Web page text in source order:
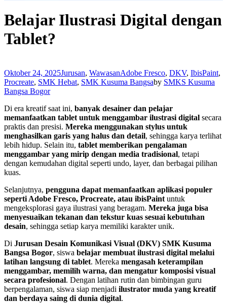
Belajar Ilustrasi Digital dengan
Tablet?
Oktober 24, 2025Jurusan, WawasanAdobe Fresco, DKV, IbisPaint,
Procreate, SMK Hebat, SMK Kusuma Bangsaby SMKS Kusuma
Bangsa Bogor
Di era kreatif saat ini, banyak desainer dan pelajar
memanfaatkan tablet untuk menggambar ilustrasi digital secara
praktis dan presisi. Mereka menggunakan stylus untuk
menghasilkan garis yang halus dan detail, sehingga karya terlihat
lebih hidup. Selain itu, tablet memberikan pengalaman
menggambar yang mirip dengan media tradisional, tetapi
dengan kemudahan digital seperti undo, layer, dan berbagai pilihan
kuas.
Selanjutnya, pengguna dapat memanfaatkan aplikasi populer
seperti Adobe Fresco, Procreate, atau ibisPaint untuk
mengeksplorasi gaya ilustrasi yang beragam. Mereka juga bisa
menyesuaikan tekanan dan tekstur kuas sesuai kebutuhan
desain, sehingga setiap karya memiliki karakter unik.
Di Jurusan Desain Komunikasi Visual (DKV) SMK Kusuma
Bangsa Bogor, siswa belajar membuat ilustrasi digital melalui
latihan langsung di tablet. Mereka mengasah keterampilan
menggambar, memilih warna, dan mengatur komposisi visual
secara profesional. Dengan latihan rutin dan bimbingan guru
berpengalaman, siswa siap menjadi ilustrator muda yang kreatif
dan berdaya saing di dunia digital.